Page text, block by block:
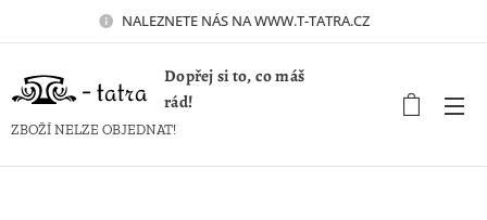
NALEZNETE NÁS NA WWW.T-TATRA.CZ 🚀
Dopřej si to, co máš
rád!
ZBOŽÍ NELZE OBJEDNAT!